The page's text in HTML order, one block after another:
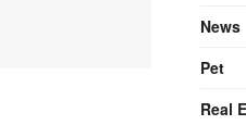
News
Pet
Real